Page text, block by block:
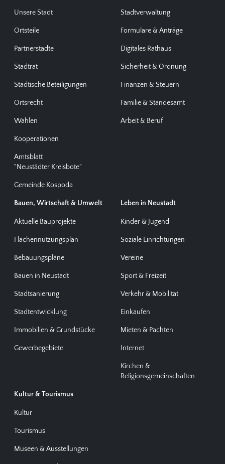
Unsere Stadt
Ortsteile
Partnerstädte
Stadtrat
Städtische Beteiligungen
Ortsrecht
Wahlen
Kooperationen
Amtsblatt
"Neustädter Kreisbote"
Gemeinde Kospoda
Stadtverwaltung
Formulare & Anträge
Digitales Rathaus
Sicherheit & Ordnung
Finanzen & Steuern
Familie & Standesamt
Arbeit & Beruf
Bauen, Wirtschaft & Umwelt
Aktuelle Bauprojekte
Flächennutzungsplan
Bebauungspläne
Bauen in Neustadt
Stadtsanierung
Stadtentwicklung
Immobilien & Grundstücke
Gewerbegebiete
Leben in Neustadt
Kinder & Jugend
Soziale Einrichtungen
Vereine
Sport & Freizeit
Verkehr & Mobilität
Einkaufen
Mieten & Pachten
Internet
Kirchen &
Religionsgemeinschaften
Kultur & Tourismus
Kultur
Tourismus
Museen & Ausstellungen